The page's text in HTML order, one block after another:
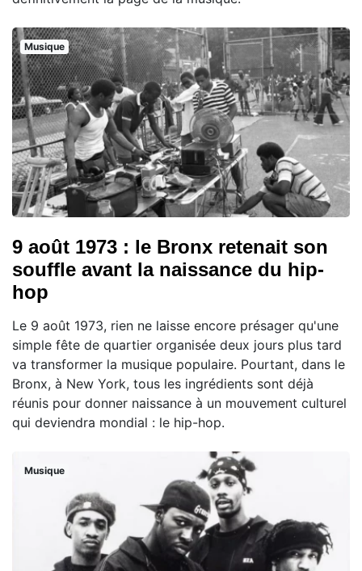
Musique
9 août 1973 : le Bronx retenait son
souffle avant la naissance du hip-
hop
Le 9 août 1973, rien ne laisse encore présager qu'une
simple fête de quartier organisée deux jours plus tard
va transformer la musique populaire. Pourtant, dans le
Bronx, à New York, tous les ingrédients sont déjà
réunis pour donner naissance à un mouvement culturel
qui deviendra mondial : le hip-hop.
Musique